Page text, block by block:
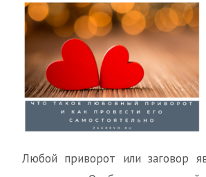
Любой приворот или заговор